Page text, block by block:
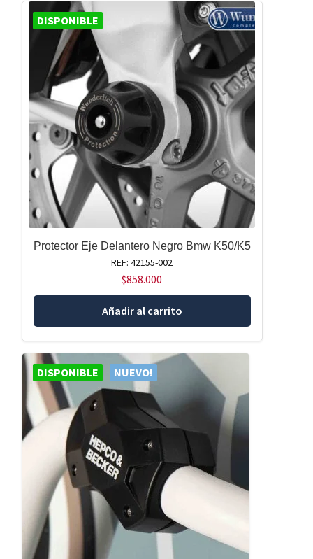
DISPONIBLE
Protector Eje Delantero Negro Bmw K50/K5
REF: 42155-002
$858.000
Añadir al carrito
DISPONIBLE NUEVO!